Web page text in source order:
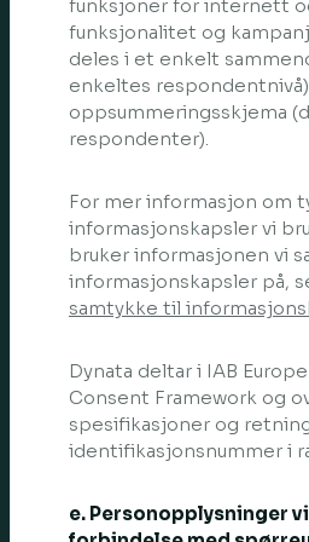
funksjoner for internett
funksjonalitet og
deles i et enkelt
enkeltes
oppsummeringsskjema
respondenter).
For mer informasjon om
informasjonskapsler vi
bruker informasjonen vi
informasjonskapsler på,
samtykke til
Dynata deltar i IAB
Consent Framework og
spesifikasjoner og
identifikasjonsnummer i
e. Personopplysninger